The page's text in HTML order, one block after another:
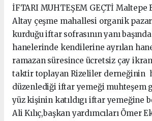
İFTARI MUHTEŞEM GEÇTİ Maltepe
Altay çeşme mahallesi organik
kurduğu iftar sofrasının yanı
hanelerinde kendilerine ayrılan
ramazan süresince ücretsiz çay
taktir toplayan Rizeliler derneğinin
düzenlediği iftar yemeği muhteşem
yüz kişinin katıldıgı iftar yemeğine
Ali Kılıç,başkan yardımcıları Ömer